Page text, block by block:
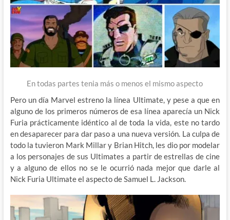
En todas partes tenia más o menos el mismo aspecto
Pero un día Marvel estreno la línea Ultimate, y pese a que en
alguno de los primeros números de esa línea aparecía un Nick
Furia prácticamente idéntico al de toda la vida, este no tardo
en desaparecer para dar paso a una nueva versión. La culpa de
todo la tuvieron Mark Millar y Brian Hitch, les dio por modelar
a los personajes de sus Ultimates a partir de estrellas de cine
y a alguno de ellos no se le ocurrió nada mejor que darle al
Nick Furia Ultimate el aspecto de Samuel L. Jackson.